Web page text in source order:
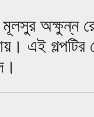
অক্ষুন্ন
এই